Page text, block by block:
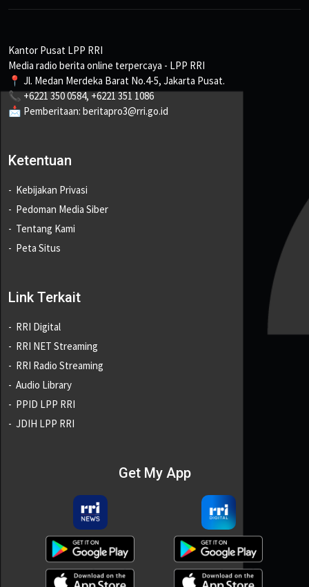
Kantor Pusat LPP RRI
Media radio berita online terpercaya - LPP RRI
📍 Jl. Medan Merdeka Barat No.4-5, Jakarta Pusat.
📞 +6221 350 0584, +6221 351 1086
📩 Pemberitaan: beritapro3@rri.go.id
Ketentuan
Kebijakan Privasi
Pedoman Media Siber
Tentang Kami
Peta Situs
Link Terkait
RRI Digital
RRI NET Streaming
RRI Radio Streaming
Audio Library
PPID LPP RRI
JDIH LPP RRI
Get My App